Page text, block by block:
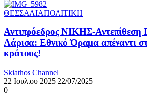
ΘΕΣΣΑΛΙΑΠΟΛΙΤΙΚΗ
Αντιπρόεδρος ΝΙΚΗΣ-Αντεπίθεση
Λάρισα: Εθνικό Όραμα απέναντι
κράτους!
Skiathos Channel
22 Ιουλίου 2025 22/07/2025
0